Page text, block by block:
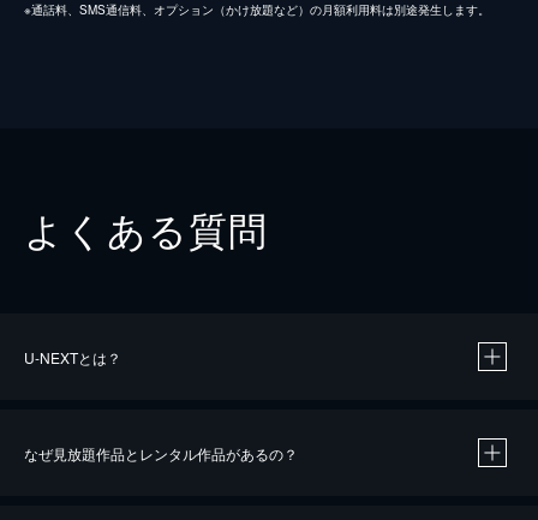
※通話料、SMS通信料、オプション（かけ放題など）の月額利用料は別途発生します。
よくある質問
U-NEXTとは？
なぜ見放題作品とレンタル作品があるの？